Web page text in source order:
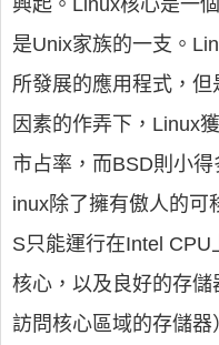
興起。Linux核心是一
是Unix家族的一支。
所發展的應用程式，
因素的作弄下，Linux
市占率，而BSD則小
inux除了擁有傲人的可
S只能運行在Intel
核心，以及良好的存
訪問核心區域的存儲